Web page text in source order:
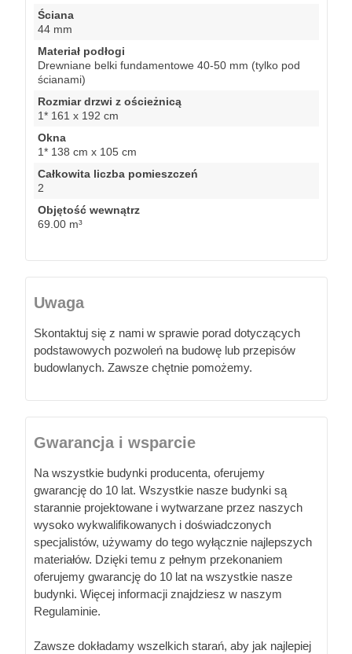
Ściana
44 mm
Materiał podłogi
Drewniane belki fundamentowe 40-50 mm (tylko pod
ścianami)
Rozmiar drzwi z ościeżnicą
1* 161 x 192 cm
Okna
1* 138 cm x 105 cm
Całkowita liczba pomieszczeń
2
Objętość wewnątrz
69.00 m³
Uwaga
Skontaktuj się z nami w sprawie porad dotyczących
podstawowych pozwoleń na budowę lub przepisów
budowlanych. Zawsze chętnie pomożemy.
Gwarancja i wsparcie
Na wszystkie budynki producenta, oferujemy
gwarancję do 10 lat. Wszystkie nasze budynki są
starannie projektowane i wytwarzane przez naszych
wysoko wykwalifikowanych i doświadczonych
specjalistów, używamy do tego wyłącznie najlepszych
materiałów. Dzięki temu z pełnym przekonaniem
oferujemy gwarancję do 10 lat na wszystkie nasze
budynki. Więcej informacji znajdziesz w naszym
Regulaminie.
Zawsze dokładamy wszelkich starań, aby jak najlepiej